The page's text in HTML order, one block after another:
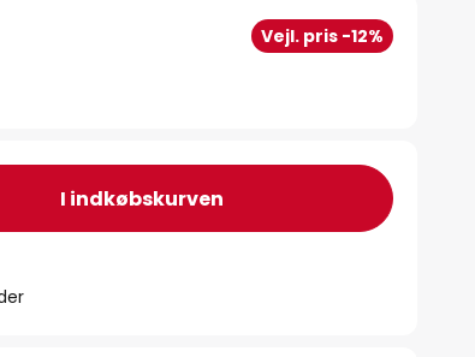
Vejl. pris -12%
I indkøbskurven